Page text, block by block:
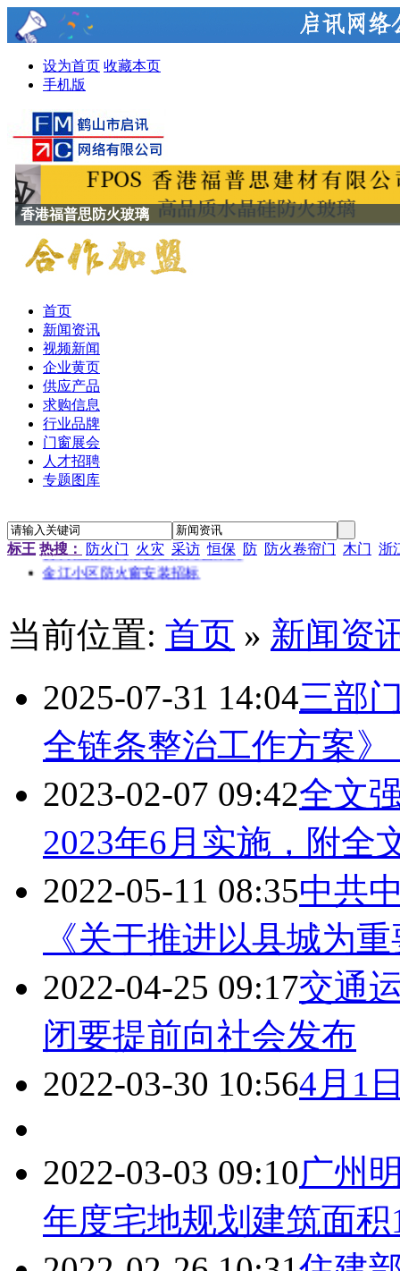
设为首页 收藏本页
手机版
香港福普思防火玻璃
首页
新闻资讯
视频新闻
企业黄页
供应产品
求购信息
行业品牌
门窗展会
人才招聘
专题图库
标王 热搜： 防火门 火灾 采访 恒保 防 防火卷帘门 木门 浙
“新居工程”塑钢门窗工程施工招标公告
江苏省农科院农产品孵化中心招待楼铝合金门窗工程招
金江小区防火窗安装招标
资料档案库房铝合金防火窗采购
金江小区防火窗安装招标
当前位置: 首页 » 新闻资
2025-07-31 14:04三部
全链条整治工作方案》
2023-02-07 09:42全文
2023年6月实施，附全
2022-05-11 08:35中共
《关于推进以县城为
2022-04-25 09:17交通
闭要提前向社会发布
2022-03-30 10:564月1
2022-03-03 09:10广州
年度宅地规划建筑面积